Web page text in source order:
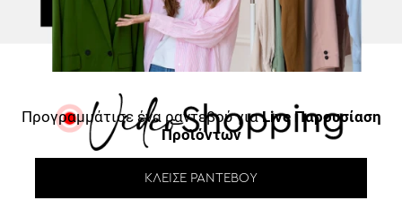
Προγραμμάτισε ένα ραντεβού γιαLive Παρουσίαση
Προϊόντων
ΚΛΕΊΣΕ ΡΑΝΤΕΒΟΎ